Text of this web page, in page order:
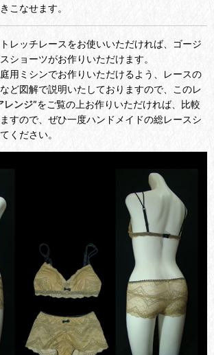
こなせます。
レッチレースをお使いいただければ、ゴージ
ショーツがお作りいただけます。
用ミシンでお作りいただけるよう、レースの
ど図解で説明いたしておりますので、このレ
レンジ”をご覧の上お作りいただければ、比較
すので、ぜひ一度ハンドメイドの総レースシ
ください。